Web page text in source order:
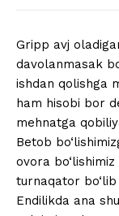
Gripp avj
davolanmasak
ishdan qolishga
ham hisobi bor
mehnatga
Betob
ovora
turnaqator bo‘lib
Endilikda ana